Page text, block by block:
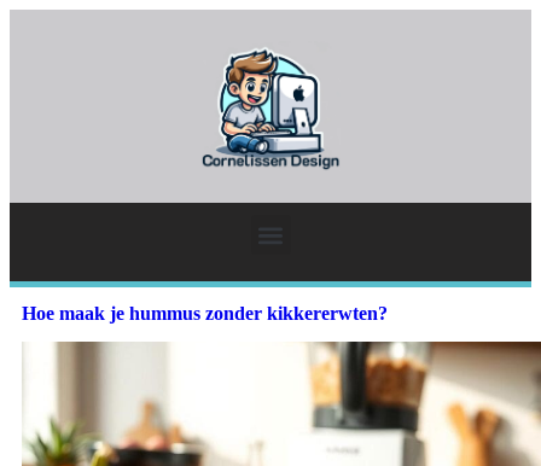
Hoe maak je hummus zonder kikkererwten?